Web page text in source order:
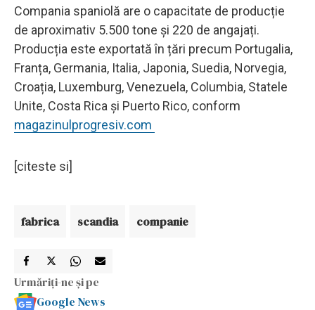
Compania spaniolă are o capacitate de producție
de aproximativ 5.500 tone și 220 de angajați.
Producția este exportată în țări precum Portugalia,
Franța, Germania, Italia, Japonia, Suedia, Norvegia,
Croația, Luxemburg, Venezuela, Columbia, Statele
Unite, Costa Rica și Puerto Rico, conform
magazinulprogresiv.com
[citeste si]
fabrica scandia companie
Urmăriți-ne și pe
Google News